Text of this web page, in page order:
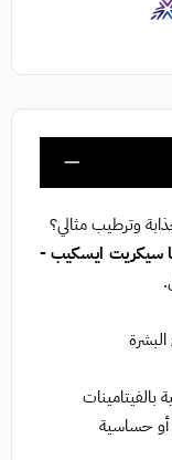
وترطيب مثالي؟
سيكريت ايسكيب -
أو حساسية